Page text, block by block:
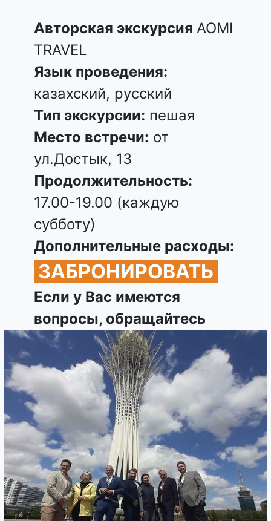
Авторская экскурсия AOMI
TRAVEL
Язык проведения:
казахский, русский
Тип экскурсии: пешая
Место встречи: от
ул.Достык, 13
Продолжительность:
17.00-19.00 (каждую
субботу)
Дополнительные расходы:
ЗАБРОНИРОВАТЬ
Если у Вас имеются
вопросы, обращайтесь